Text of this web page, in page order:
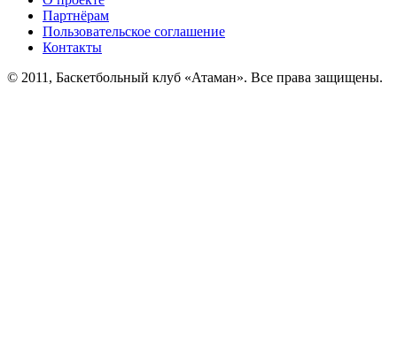
Партнёрам
Пользовательское соглашение
Контакты
© 2011, Баскетбольный клуб «Атаман». Все права защищены.